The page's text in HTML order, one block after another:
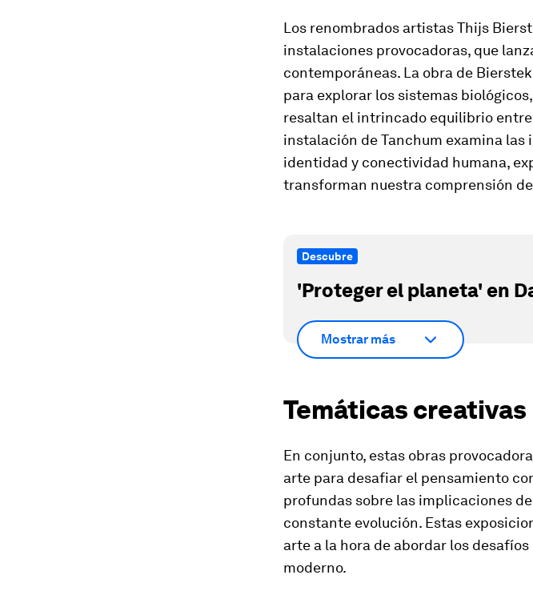
Los renombrados artistas Thijs
instalaciones provocadoras, que
contemporáneas. La obra de
para explorar los sistemas
resaltan el intrincado equilibrio
instalación de Tanchum examina
identidad y conectividad humana,
transforman nuestra comprensión
Descubre
'Proteger el planeta' en
Mostrar más
Temáticas creativas
En conjunto, estas obras
arte para desafiar el pensamiento
profundas sobre las implicaciones
constante evolución. Estas
arte a la hora de abordar los
moderno.